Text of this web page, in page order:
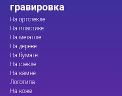
гравировка
На оргстекле
На пластике
На металле
На дереве
На бумаге
На стекле
На камне
Логотипа
На коже